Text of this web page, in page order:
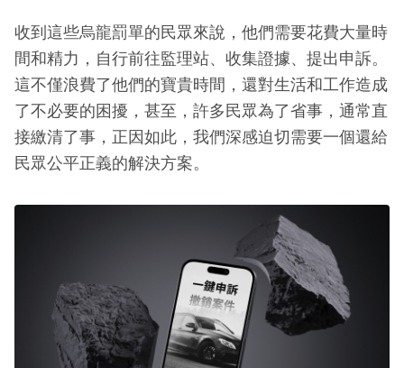
收到這些烏龍罰單的民眾來說，他們需要花費大量時
間和精力，自行前往監理站、收集證據、提出申訴。
這不僅浪費了他們的寶貴時間，還對生活和工作造成
了不必要的困擾，甚至，許多民眾為了省事，通常直
接繳清了事，正因如此，我們深感迫切需要一個還給
民眾公平正義的解決方案。